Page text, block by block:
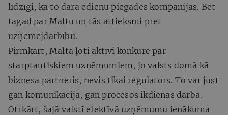
līdzīgi, kā to dara ēdienu piegādes kompānijas. Bet
tagad par Maltu un tās attieksmi pret
uzņēmējdarbību.
Pirmkārt, Malta ļoti aktīvi konkurē par
starptautiskiem uzņēmumiem, jo valsts domā kā
biznesa partneris, nevis tikai regulators. To var just
gan komunikācijā, gan procesos ikdienas darbā.
Otrkārt, šajā valstī efektīvā uzņēmumu ienākuma